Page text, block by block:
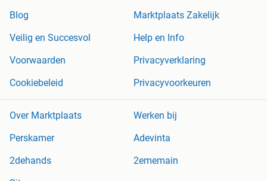
Blog
Marktplaats Zakelijk
Veilig en Succesvol
Help en Info
Voorwaarden
Privacyverklaring
Cookiebeleid
Privacyvoorkeuren
Over Marktplaats
Werken bij
Perskamer
Adevinta
2dehands
2ememain